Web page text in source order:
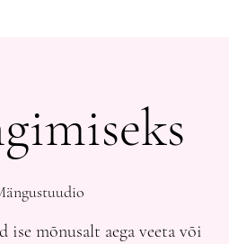
ise mõnusalt aega veeta või